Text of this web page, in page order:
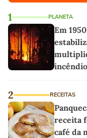
1 PLANETA
Em
2 RECEITAS
receita
café da